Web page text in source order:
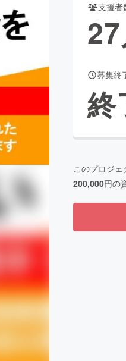
ビューティー・ヘルスケ
CAMPFIRE Creation
支援者
27
募集終
終
このプロジェ
200,000円の